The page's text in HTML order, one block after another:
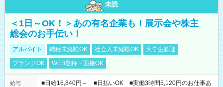
未読
＜1日～OK！＞あの有名企業も！展示会や株主
総会のお手伝い！
アルバイト 職種未経験OK 社会人未経験OK
大学生歓迎
ブランクOK
WEB登録・面接OK
給与
■日給16,840円～ ■日払いOK ■実働3時間5,120円のお仕事あ